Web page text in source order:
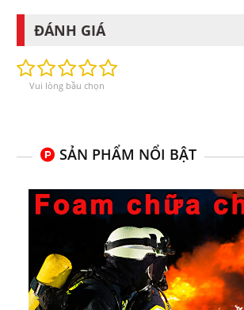
ĐÁNH GIÁ
Vui lòng bầu chọn
SẢN PHẨM NỔI BẬT